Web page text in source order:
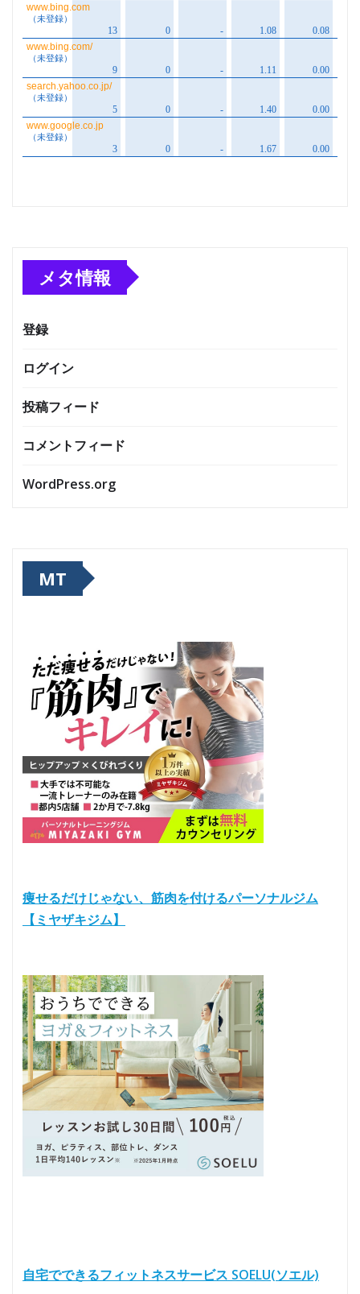
メタ情報
登録
ログイン
投稿フィード
コメントフィード
WordPress.org
MT
痩せるだけじゃない、筋肉を付けるパーソナルジム
【ミヤザキジム】
自宅でできるフィットネスサービス SOELU(ソエル)